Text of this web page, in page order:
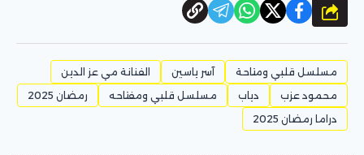
شارك
مسلسل قلبي ومتاحة آسر ياسين
الفنانة مي عز الدين
محمود عزب
دياب مسلسل قلبي ومفتاحه
رمضان 2025
دراما رمضان 2025